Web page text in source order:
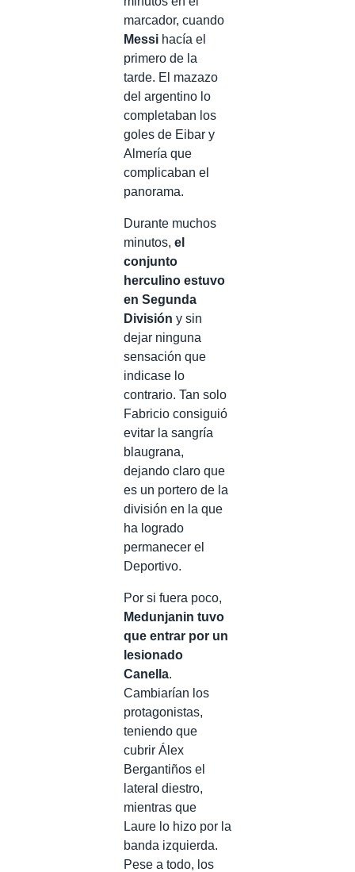
marcador, cuando
Messi hacía el
primero de la
tarde. El mazazo
del argentino lo
completaban los
goles de Eibar y
Almería que
complicaban el
panorama.
Durante muchos
minutos, el
conjunto
herculino estuvo
en Segunda
División y sin
dejar ninguna
sensación que
indicase lo
contrario. Tan solo
Fabricio consiguió
evitar la sangría
blaugrana,
dejando claro que
es un portero de la
división en la que
ha logrado
permanecer el
Deportivo.
Por si fuera poco,
Medunjanin tuvo
que entrar por un
lesionado
Canella.
Cambiarían los
protagonistas,
teniendo que
cubrir Álex
Bergantiños el
lateral diestro,
mientras que
Laure lo hizo por la
banda izquierda.
Pese a todo, los